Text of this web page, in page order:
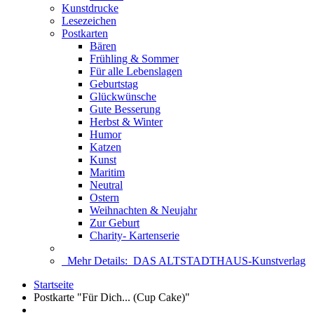
Kunstdrucke
Lesezeichen
Postkarten
Bären
Frühling & Sommer
Für alle Lebenslagen
Geburtstag
Glückwünsche
Gute Besserung
Herbst & Winter
Humor
Katzen
Kunst
Maritim
Neutral
Ostern
Weihnachten & Neujahr
Zur Geburt
Charity- Kartenserie
Mehr Details: DAS ALTSTADTHAUS-Kunstverlag
Startseite
Postkarte "Für Dich... (Cup Cake)"